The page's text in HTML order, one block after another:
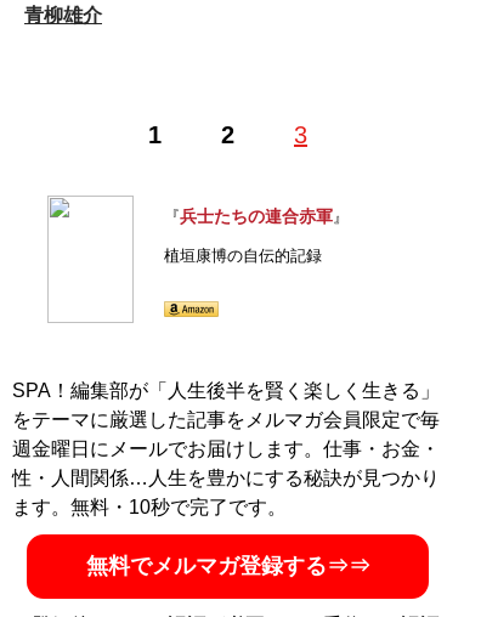
青柳雄介
1 2 3
『兵士たちの連合赤軍』
植垣康博の自伝的記録
SPA！編集部が「人生後半を賢く楽しく生きる」
をテーマに厳選した記事をメルマガ会員限定で毎
週金曜日にメールでお届けします。仕事・お金・
性・人間関係…人生を豊かにする秘訣が見つかり
ます。無料・10秒で完了です。
無料でメルマガ登録する⇒⇒